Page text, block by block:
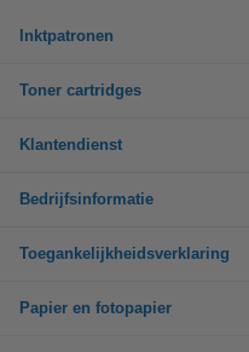
Inktpatronen
Toner cartridges
Klantendienst
Bedrijfsinformatie
Toegankelijkheidsverklaring
Papier en fotopapier